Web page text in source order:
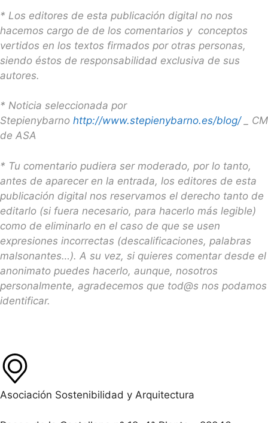
* Los editores de esta publicación digital no nos
hacemos cargo de de los comentarios y conceptos
vertidos en los textos firmados por otras personas,
siendo éstos de responsabilidad exclusiva de sus
autores.
* Noticia seleccionada por
Stepienybarno http://www.stepienybarno.es/blog/
_ CM
de ASA
* Tu comentario pudiera ser moderado, por lo tanto,
antes de aparecer en la entrada, los editores de esta
publicación digital nos reservamos el derecho tanto de
editarlo (si fuera necesario, para hacerlo más legible)
como de eliminarlo en el caso de que se usen
expresiones incorrectas (descalificaciones, palabras
malsonantes…). A su vez, si quieres comentar desde el
anonimato puedes hacerlo, aunque, nosotros
personalmente, agradecemos que tod@s nos podamos
identificar.
Asociación Sostenibilidad y Arquitectura